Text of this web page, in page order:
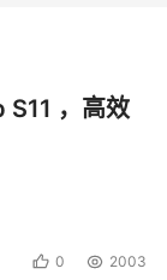
S11 ，高效
0 2003